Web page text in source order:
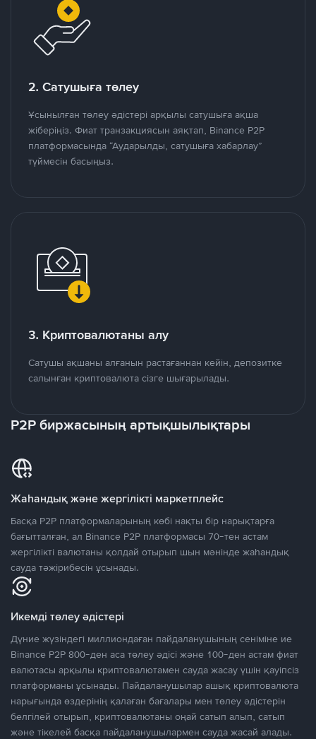
2. Сатушыға төлеу
Ұсынылған төлеу әдістері арқылы сатушыға ақша
жіберіңіз. Фиат транзакциясын аяқтап, Binance P2P
платформасында “Аударылды, сатушыға хабарлау”
түймесін басыңыз.
3. Криптовалютаны алу
Сатушы ақшаны алғанын растағаннан кейін, депозитке
салынған криптовалюта сізге шығарылады.
P2P биржасының артықшылықтары
Жаһандық және жергілікті маркетплейс
Басқа P2P платформаларының көбі нақты бір нарықтарға
бағытталған, ал Binance P2P платформасы 70-тен астам
жергілікті валютаны қолдай отырып шын мәнінде жаһандық
сауда тәжірибесін ұсынады.
Икемді төлеу әдістері
Дүние жүзіндегі миллиондаған пайдаланушының сеніміне ие
Binance P2P 800-ден аса төлеу әдісі және 100-ден астам фиат
валютасы арқылы криптовалютамен сауда жасау үшін қауіпсіз
платформаны ұсынады. Пайдаланушылар ашық криптовалюта
нарығында өздерінің қалаған бағалары мен төлеу әдістерін
белгілей отырып, криптовалютаны оңай сатып алып, сатып
және тікелей басқа пайдаланушылармен сауда жасай алады.